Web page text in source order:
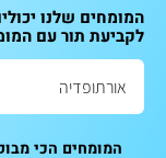
המומחים שלנו
לקביעת תור עם
המומחים הכי